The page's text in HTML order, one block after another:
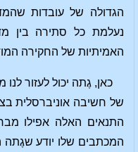
הגדולה של עובדות
נעלמת כל סתירה בין
האמיתיות של החקירה
כאן, גֶתה יכול לעזור
של חשיבה אוניברסלית
התנאים האלה אפילו
המכתבים שלו יודע שגֶתה